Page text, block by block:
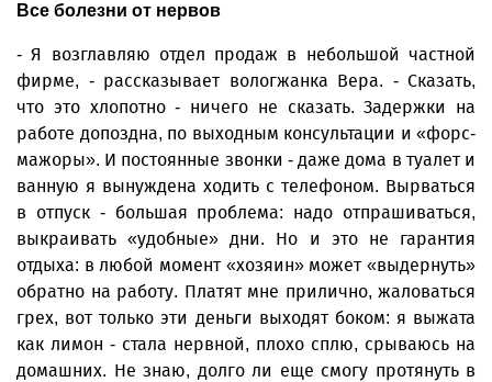
Все болезни от нервов
- Я возглавляю отдел продаж в небольшой частной
фирме, - рассказывает вологжанка Вера. - Сказать,
что это хлопотно - ничего не сказать. Задержки на
работе допоздна, по выходным консультации и «форс-
мажоры». И постоянные звонки - даже дома в туалет и
ванную я вынуждена ходить с телефоном. Вырваться
в отпуск - большая проблема: надо отпрашиваться,
выкраивать «удобные» дни. Но и это не гарантия
отдыха: в любой момент «хозяин» может «выдернуть»
обратно на работу. Платят мне прилично, жаловаться
грех, вот только эти деньги выходят боком: я выжата
как лимон - стала нервной, плохо сплю, срываюсь на
домашних. Не знаю, долго ли еще смогу протянуть в